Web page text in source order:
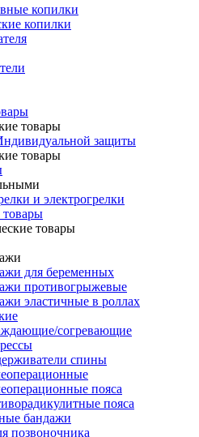
копилки
копилки
товары
защиты
товары
и электрогрелки
товары
товары
для беременных
противогрыжевые
эластичные в роллах
согревающие
спины
пояса
пояса
бандажи
позвоночника